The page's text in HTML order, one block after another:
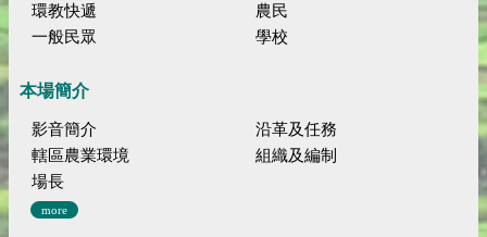
環教快遞
農民
一般民眾
學校
本場簡介
影音簡介
沿革及任務
轄區農業環境
組織及編制
場長
more